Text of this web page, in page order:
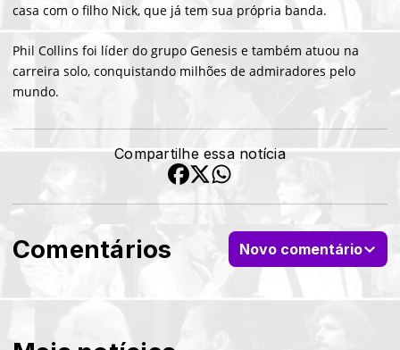
casa com o filho Nick, que já tem sua própria banda.
Phil Collins foi líder do grupo Genesis e também atuou na
carreira solo, conquistando milhões de admiradores pelo
mundo.
Compartilhe essa notícia
Comentários Novo comentário